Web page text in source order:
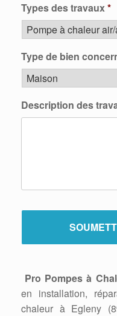
Types des travaux*
Type de bien
Description des
Pro Pompes à
en installation,
chaleur à Egleny